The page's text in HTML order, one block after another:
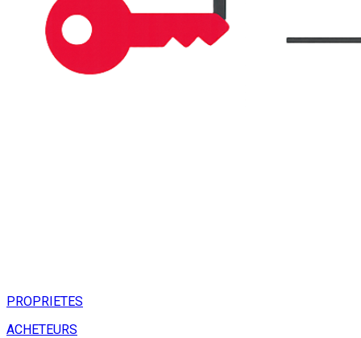
PROPRIETES
ACHETEURS